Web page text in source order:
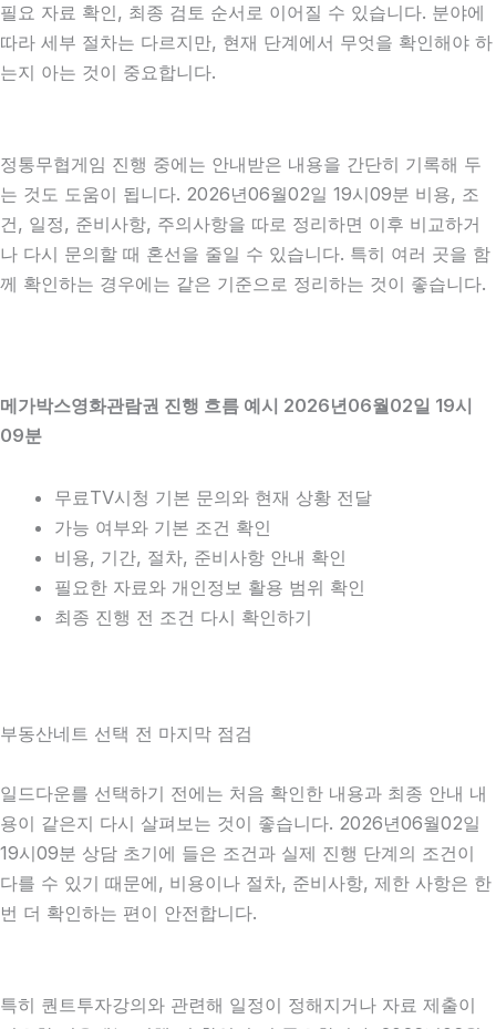
필요 자료 확인, 최종 검토 순서로 이어질 수 있습니다. 분야에
따라 세부 절차는 다르지만, 현재 단계에서 무엇을 확인해야 하
는지 아는 것이 중요합니다.
정통무협게임 진행 중에는 안내받은 내용을 간단히 기록해 두
는 것도 도움이 됩니다. 2026년06월02일 19시09분 비용, 조
건, 일정, 준비사항, 주의사항을 따로 정리하면 이후 비교하거
나 다시 문의할 때 혼선을 줄일 수 있습니다. 특히 여러 곳을 함
께 확인하는 경우에는 같은 기준으로 정리하는 것이 좋습니다.
메가박스영화관람권 진행 흐름 예시 2026년06월02일 19시
09분
무료TV시청 기본 문의와 현재 상황 전달
가능 여부와 기본 조건 확인
비용, 기간, 절차, 준비사항 안내 확인
필요한 자료와 개인정보 활용 범위 확인
최종 진행 전 조건 다시 확인하기
부동산네트 선택 전 마지막 점검
일드다운를 선택하기 전에는 처음 확인한 내용과 최종 안내 내
용이 같은지 다시 살펴보는 것이 좋습니다. 2026년06월02일
19시09분 상담 초기에 들은 조건과 실제 진행 단계의 조건이
다를 수 있기 때문에, 비용이나 절차, 준비사항, 제한 사항은 한
번 더 확인하는 편이 안전합니다.
특히 퀀트투자강의와 관련해 일정이 정해지거나 자료 제출이